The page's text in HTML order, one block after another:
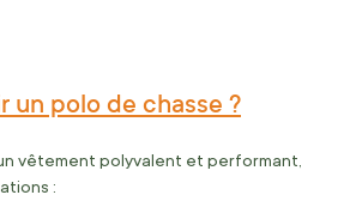
un polo de chasse ?
vêtement polyvalent et performant,
: